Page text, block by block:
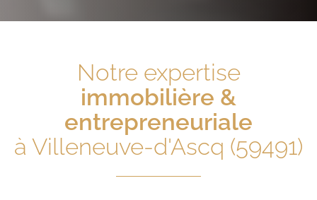
Notre expertise
immobilière &
entrepreneuriale
à Villeneuve-d'Ascq (59491)